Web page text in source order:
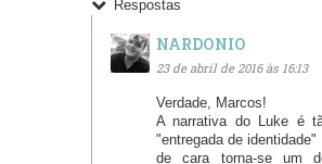
Respostas
NARDONIO
23 de abril de 2016 às 16:13
Verdade, Marcos!
A narrativa do Luke é
"entregada de
de cara torna-se um